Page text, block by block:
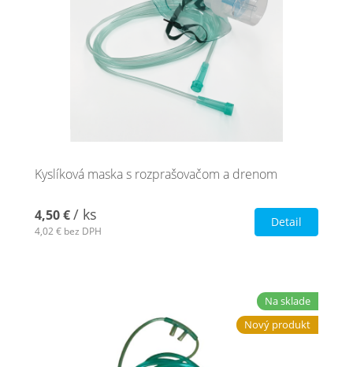
Kyslíková maska s rozprašovačom a drenom
4,50 €/ ks
4,02 € bez DPH
Detail
Na sklade
Nový produkt